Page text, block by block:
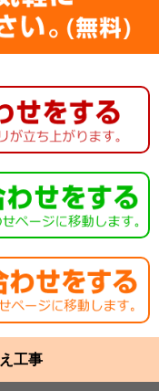
工事